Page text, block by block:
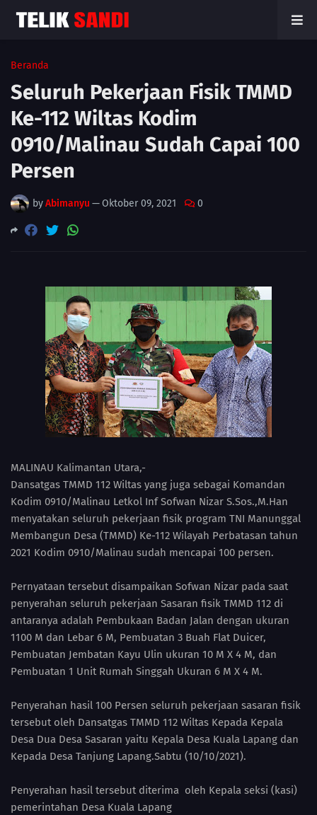
Beranda
Seluruh Pekerjaan Fisik TMMD
Ke-112 Wiltas Kodim
0910/Malinau Sudah Capai 100
Persen
byAbimanyu —Oktober 09, 2021 0
MALINAU Kalimantan Utara,-
Dansatgas TMMD 112 Wiltas yang juga sebagai Komandan
Kodim 0910/Malinau Letkol Inf Sofwan Nizar S.Sos.,M.Han
menyatakan seluruh pekerjaan fisik program TNI Manunggal
Membangun Desa (TMMD) Ke-112 Wilayah Perbatasan tahun
2021 Kodim 0910/Malinau sudah mencapai 100 persen.
Pernyataan tersebut disampaikan Sofwan Nizar pada saat
penyerahan seluruh pekerjaan Sasaran fisik TMMD 112 di
antaranya adalah Pembukaan Badan Jalan dengan ukuran
1100 M dan Lebar 6 M, Pembuatan 3 Buah Flat Duicer,
Pembuatan Jembatan Kayu Ulin ukuran 10 M X 4 M, dan
Pembuatan 1 Unit Rumah Singgah Ukuran 6 M X 4 M.
Penyerahan hasil 100 Persen seluruh pekerjaan sasaran fisik
tersebut oleh Dansatgas TMMD 112 Wiltas Kepada Kepala
Desa Dua Desa Sasaran yaitu Kepala Desa Kuala Lapang dan
Kepada Desa Tanjung Lapang.Sabtu (10/10/2021).
Penyerahan hasil tersebut diterima oleh Kepala seksi (kasi)
pemerintahan Desa Kuala Lapang